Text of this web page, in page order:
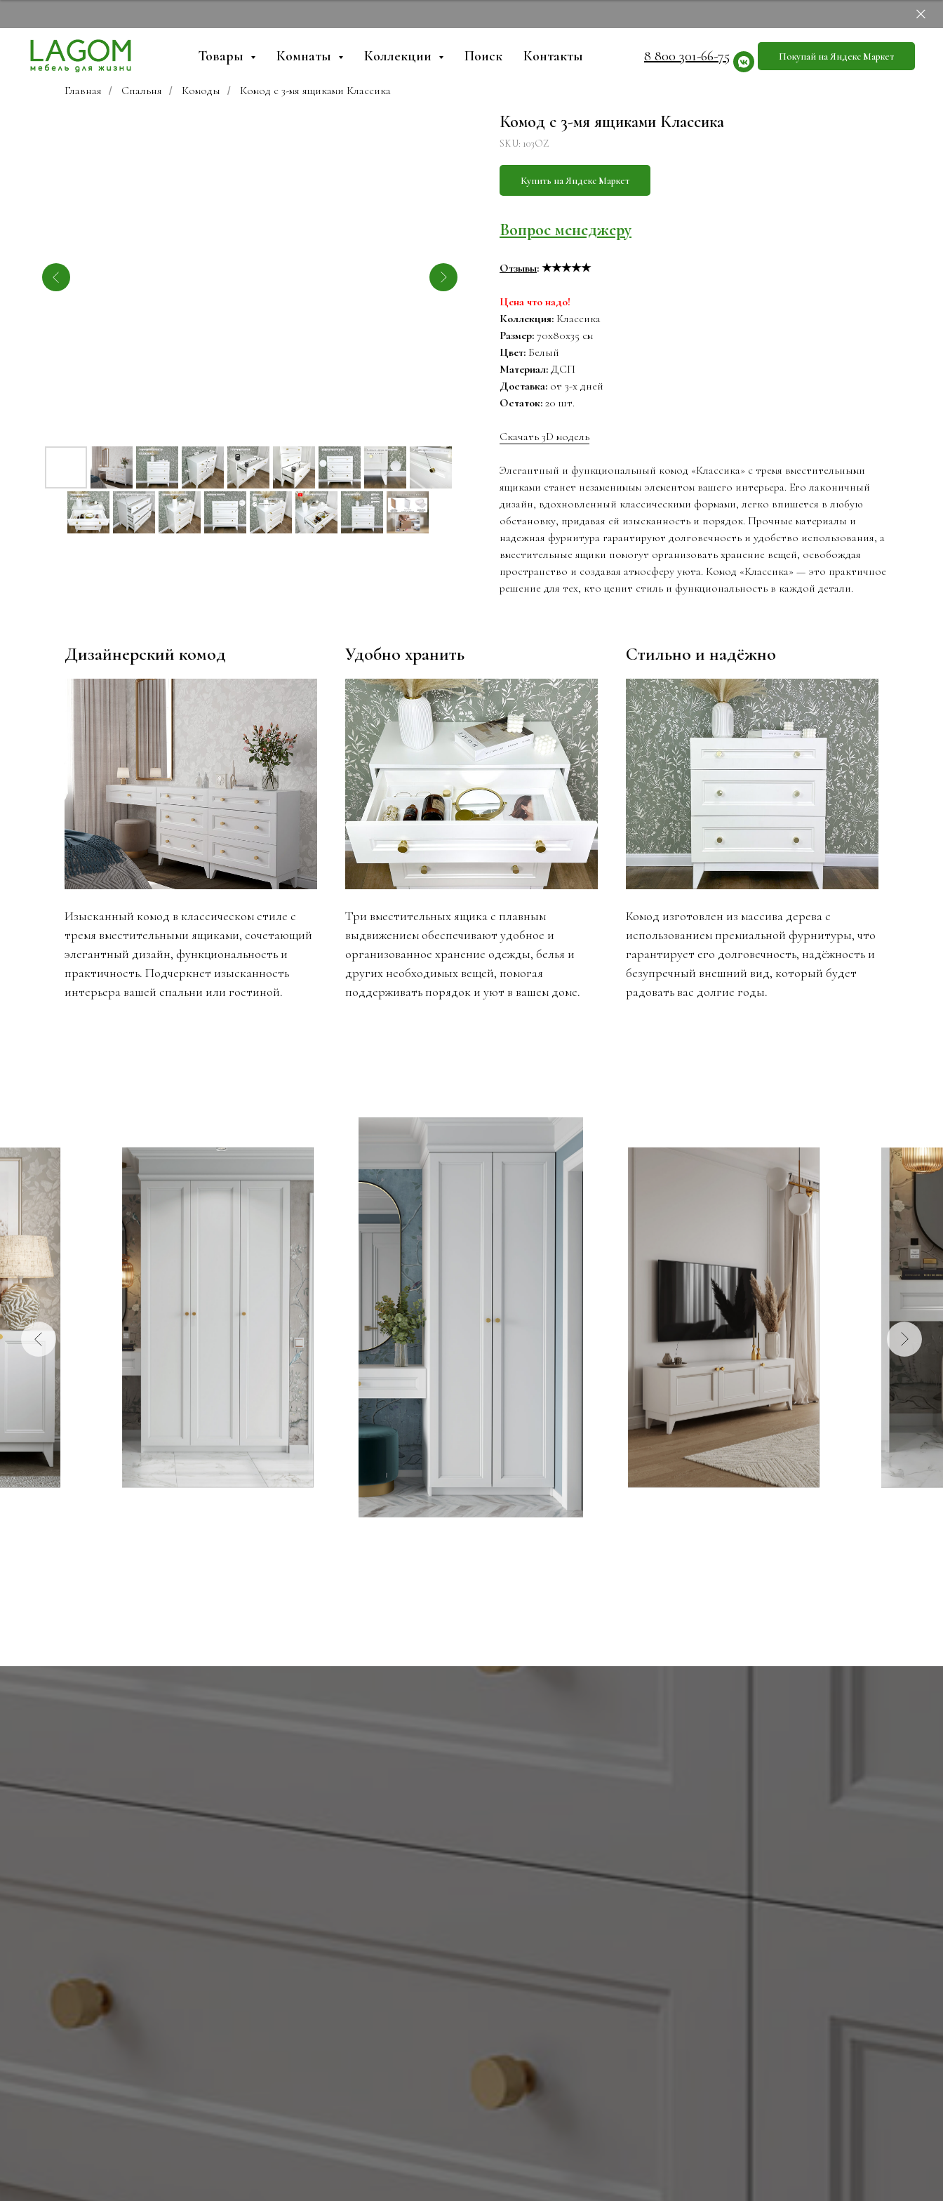
Товары Комнаты Коллекции Поиск Контакты 8 800 301-66-75 Покупай на Яндекс Маркет
Главная / Спальня / Комоды / Комод с 3-мя ящиками Классика
Комод с 3-мя ящиками Классика
SKU: 103OZ
Купить на Яндекс Маркет
Вопрос менеджеру
Отзывы: ★★★★★
Цена что надо!
Коллекция: Классика
Размер: 70х80х35 см
Цвет: Белый
Материал: ДСП
Доставка: от 3-х дней
Остаток: 20 шт.
Скачать 3D модель
Элегантный и функциональный комод «Классика» с тремя вместительными
ящиками станет незаменимым элементом вашего интерьера. Его лаконичный
дизайн, вдохновленный классическими формами, легко впишется в любую
обстановку, придавая ей изысканность и порядок. Прочные материалы и
надежная фурнитура гарантируют долговечность и удобство использования, а
вместительные ящики помогут организовать хранение вещей, освобождая
пространство и создавая атмосферу уюта. Комод «Классика» — это практичное
решение для тех, кто ценит стиль и функциональность в каждой детали.
Дизайнерский комод
Изысканный комод в классическом стиле с
тремя вместительными ящиками, сочетающий
элегантный дизайн, функциональность и
практичность. Подчеркнет изысканность
интерьера вашей спальни или гостиной.
Удобно хранить
Три вместительных ящика с плавным
выдвижением обеспечивают удобное и
организованное хранение одежды, белья и
других необходимых вещей, помогая
поддерживать порядок и уют в вашем доме.
Стильно и надёжно
Комод изготовлен из массива дерева с
использованием премиальной фурнитуры, что
гарантирует его долговечность, надёжность и
безупречный внешний вид, который будет
радовать вас долгие годы.